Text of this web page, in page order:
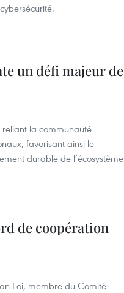
un défi majeur de
la communauté
favorisant ainsi le
durable de l’écosystème
de coopération
Loi, membre du Comité